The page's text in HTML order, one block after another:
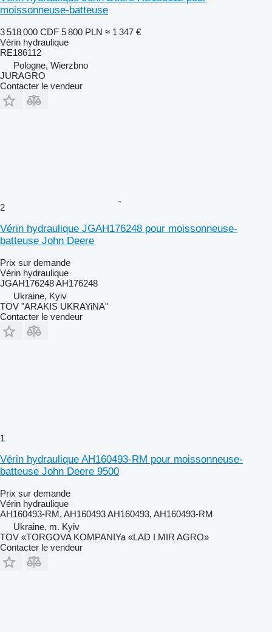
moissonneuse-batteuse
3 518 000 CDF 5 800 PLN ≈ 1 347 €
Vérin hydraulique
RE186112
Pologne, Wierzbno
JURAGRO
Contacter le vendeur
2
Vérin hydraulique JGAH176248 pour moissonneuse-
batteuse John Deere
Prix sur demande
Vérin hydraulique
JGAH176248 AH176248
Ukraine, Kyiv
TOV "ARAKIS UKRAYiNA"
Contacter le vendeur
1
Vérin hydraulique AH160493-RM pour moissonneuse-
batteuse John Deere 9500
Prix sur demande
Vérin hydraulique
AH160493-RM, AH160493 AH160493, AH160493-RM
Ukraine, m. Kyiv
TOV «TORGOVA KOMPANIYa «LAD I MIR AGRO»
Contacter le vendeur